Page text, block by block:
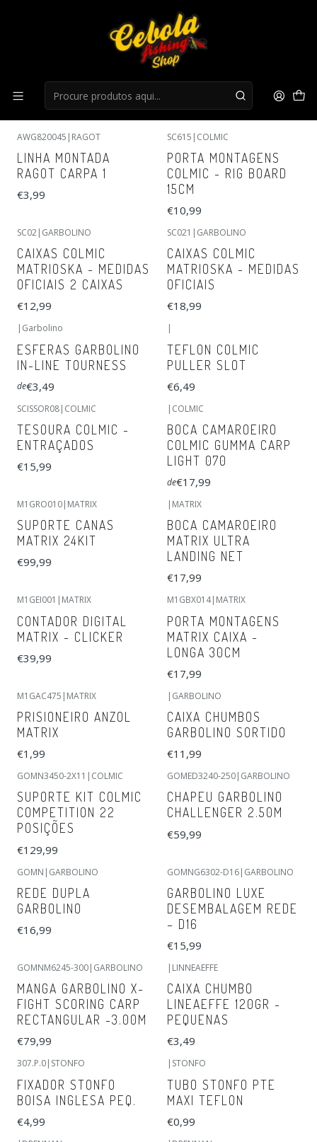
Acessorios Carpa
Acessorios Carpa
FILTROS
AWG820045 | RAGOT
LINHA MONTADA
RAGOT CARPA 1
€3,99
SC615 | COLMIC
PORTA MONTAGENS
COLMIC - RIG BOARD
15CM
€10,99
SC02| GARBOLINO
CAIXAS COLMIC
MATRIOSKA - MEDIDAS
OFICIAIS 2 CAIXAS
€12,99
SC021 | GARBOLINO
CAIXAS COLMIC
MATRIOSKA - MEDIDAS
OFICIAIS
€18,99
| Garbolino
ESFERAS GARBOLINO
IN-LINE TOURNESS
de€3,49
|
TEFLON COLMIC
PULLER SLOT
€6,49
SCISSOR08| COLMIC
TESOURA COLMIC -
ENTRAÇADOS
€15,99
| COLMIC
BOCA CAMAROEIRO
COLMIC GUMMA CARP
LIGHT 070
de€17,99
M1GRO010| MATRIX
SUPORTE CANAS
MATRIX 24KIT
€99,99
| MATRIX
BOCA CAMAROEIRO
MATRIX ULTRA
LANDING NET
€17,99
M1GEI001 MATRIX
CONTADOR DIGITAL
MATRIX - CLICKER
€39,99
M1GBX014| MATRIX
PORTA MONTAGENS
MATRIX CAIXA -
LONGA 30CM
€17,99
M1GAC475 | MATRIX
PRISIONEIRO ANZOL
MATRIX
€1,99
| GARBOLINO
CAIXA CHUMBOS
GARBOLINO SORTIDO
€11,99
GOMN3450-2X11 | COLMIC
SUPORTE KIT COLMIC
COMPETITION 22
POSIÇÕES
€129,99
GOMED3240-250| GARBOLINO
CHAPEU GARBOLINO
CHALLENGER 2.50M
€59,99
GOMN | GARBOLINO
REDE DUPLA
GARBOLINO
€16,99
GOMNG6302-D16| GARBOLINO
GARBOLINO LUXE
DESEMBALAGEM REDE
– D16
€15,99
GOMNM6245-300| GARBOLINO
MANGA GARBOLINO X-
FIGHT SCORING CARP
RECTANGULAR -3.00M
€79,99
| LINNEAEFFE
CAIXA CHUMBO
LINEAEFFE 120GR -
PEQUENAS
€3,49
307.P.0| STONFO
FIXADOR STONFO
BOISA INGLESA PEQ.
€4,99
| STONFO
TUBO STONFO PTE
MAXI TEFLON
€0,99